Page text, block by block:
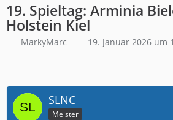
19. Spieltag: Arminia
Holstein Kiel
MarkyMarc 19. Januar 2026 um
SLNC
Meister